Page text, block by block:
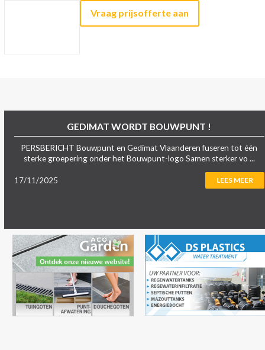
Vraag prijsofferte aan
GEDIMAT WORDT BOUWPUNT !
PERSBERICHT Bouwpunt en Gedimat Vlaanderen fuseren tot één
sterke groepering onder het Bouwpunt-logo Samen sterker vo ...
17/11/2025 LEES MEER